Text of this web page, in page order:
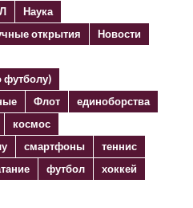
Наука
открытия
Новости
футболу)
Флот
единоборства
космос
смартфоны
теннис
футбол хоккей